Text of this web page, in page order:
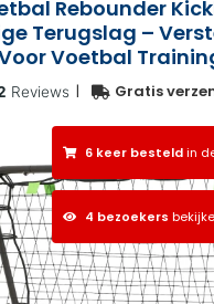
Rebounder
Terugslag –
Voetbal
| Gratis
6 keer besteldin
4 bezoekers